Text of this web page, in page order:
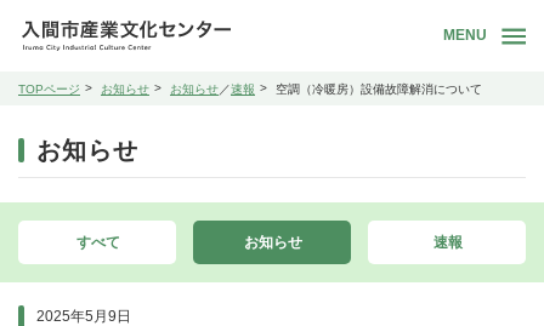
MENU
TOPページ お知らせ お知らせ ／速報 空調（冷暖房）設備故障解消について
お知らせ
すべて お知らせ 速報
2025年5月9日